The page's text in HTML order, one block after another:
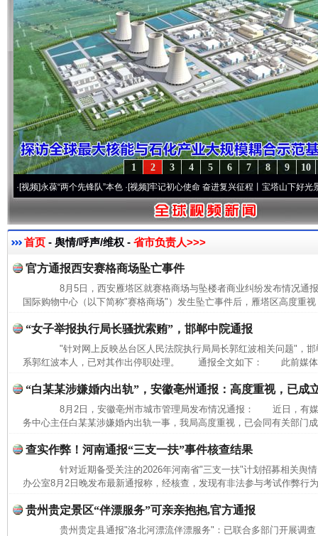
10
9
8
7
6
5
4
3
2
1
永葆“两个先锋队”本色·[视频]牢记初心使命 奋进复兴征程丨宝塔山下好光景..·[视频]
首页 - 舆情/呼声/维权 - 省市负责人>>>
官方通报西安赛格商场坠亡事件
8月5日，西安雁塔区就赛格商场与坠楼者商业纠纷发布情况
国际购物中心（以下简称"赛格商场"）发生坠亡事件后，雁塔区高度重
“女子举报执行局长骚扰索贿”，邯郸中院通报
"针对网上反映丛台区人民法院执行局局长郭红波相关问题"，邯
系郭红波本人，已对其作出停职处理。 通报全文如下： 此前媒体
“白某某涉嫌婚内出轨”，安徽亳州通报：高度重视，已成
8月2日，安徽亳州市城市管理局发布情况通报： 近日，有媒
务中心主任白某某涉嫌婚内出轨一事，我局高度重视，已会同有关部门
查实作弊！河南通报“三支一扶”事件核查结果
针对近期备受关注的2026年河南省"三支一扶"计划招募相关舆
办公室8月2日晚发布最新通报称，经核查，发现有非法参与考试作弊行
贵州贵定景区“伴漂服务”可亲亲抱抱,官方通报
贵州贵定县通报"洛北河漂流伴漂服务"：已联合多部门开展调查